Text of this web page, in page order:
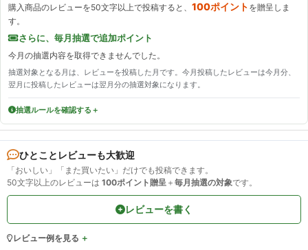
購入商品のレビューを50文字以上で投稿すると、 100ポイント を贈呈しま
す。
さらに、毎月抽選で追加ポイント
今月の抽選内容を取得できませんでした。
抽選対象となる月は、レビューを投稿した月です。今月投稿したレビューは今月分、
翌月に投稿したレビューは翌月分の抽選対象になります。
抽選ルールを確認する
ひとことレビューも大歓迎
「おいしい」「また買いたい」だけでも投稿できます。
50文字以上のレビューは 100ポイント贈呈 ＋ 毎月抽選の対象です。
レビューを書く
レビュー例を見る